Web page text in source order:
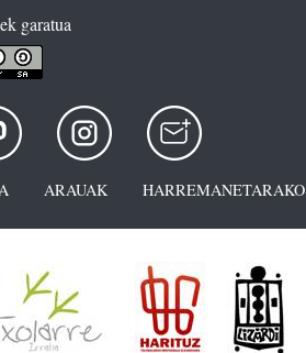
garatua
ARAUAK HARREMANETARAKO